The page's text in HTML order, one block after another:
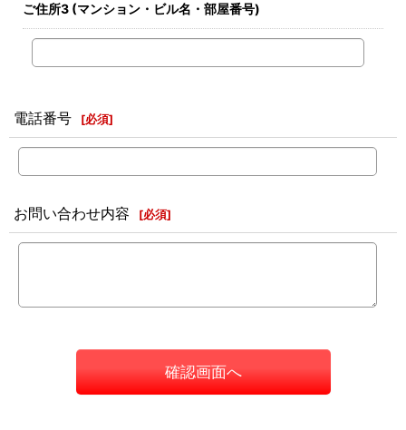
ご住所3 (マンション・ビル名・部屋番号)
電話番号 [必須]
お問い合わせ内容 [必須]
確認画面へ